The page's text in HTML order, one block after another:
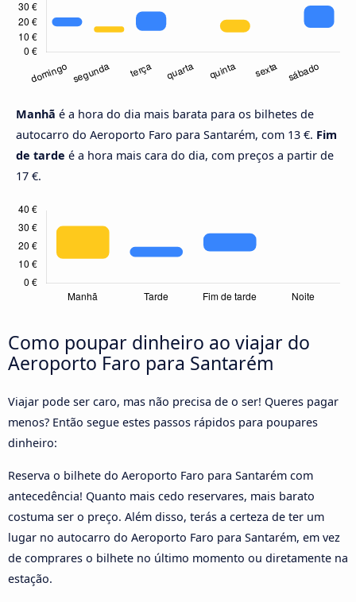
Manhã é a hora do dia mais barata para os bilhetes de
autocarro do Aeroporto Faro para Santarém, com 13 €. Fim
de tarde é a hora mais cara do dia, com preços a partir de
17 €.
Como poupar dinheiro ao viajar do
Aeroporto Faro para Santarém
Viajar pode ser caro, mas não precisa de o ser! Queres pagar
menos? Então segue estes passos rápidos para poupares
dinheiro:
Reserva o bilhete do Aeroporto Faro para Santarém com
antecedência! Quanto mais cedo reservares, mais barato
costuma ser o preço. Além disso, terás a certeza de ter um
lugar no autocarro do Aeroporto Faro para Santarém, em vez
de comprares o bilhete no último momento ou diretamente na
estação.